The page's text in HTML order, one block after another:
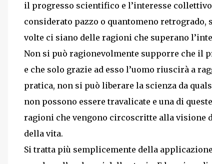
il progresso scientifico e l’interesse
considerato pazzo o quantomeno retrogrado,
volte ci siano delle ragioni che superano
Non si può ragionevolmente supporre che il
e che solo grazie ad esso l’uomo riuscirà a
pratica, non si può liberare la scienza da
non possono essere travalicate e una di
ragioni che vengono circoscritte alla visione
della vita.
Si tratta più semplicemente della